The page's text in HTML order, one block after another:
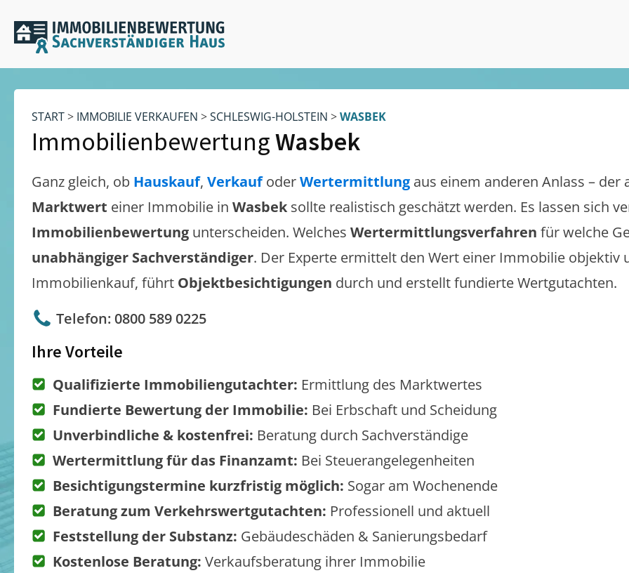
START> IMMOBILIE VERKAUFEN >SCHLESWIG-HOLSTEIN >WASBEK
ImmobilienbewertungWasbek
Ganz gleich, ob Hauskauf, VerkaufoderWertermittlung aus einem anderen Anlass – der
Marktwert einer Immobilie in Wasbek sollte realistisch geschätzt werden. Es lassen sich
Immobilienbewertung unterscheiden. Welches Wertermittlungsverfahren für welche
unabhängiger Sachverständiger. Der Experte ermittelt den Wert einer Immobilie objektiv
Immobilienkauf, führt Objektbesichtigungen durch und erstellt fundierte Wertgutachten.
Telefon: 0800 589 0225
Ihre Vorteile
Qualifizierte Immobiliengutachter: Ermittlung des Marktwertes
Fundierte Bewertung der Immobilie: Bei Erbschaft und Scheidung
Unverbindliche & kostenfrei: Beratung durch Sachverständige
Wertermittlung für das Finanzamt: Bei Steuerangelegenheiten
Besichtigungstermine kurzfristig möglich: Sogar am Wochenende
Beratung zum Verkehrswertgutachten: Professionell und aktuell
Feststellung der Substanz: Gebäudeschäden & Sanierungsbedarf
Kostenlose Beratung: Verkaufsberatung ihrer Immobilie